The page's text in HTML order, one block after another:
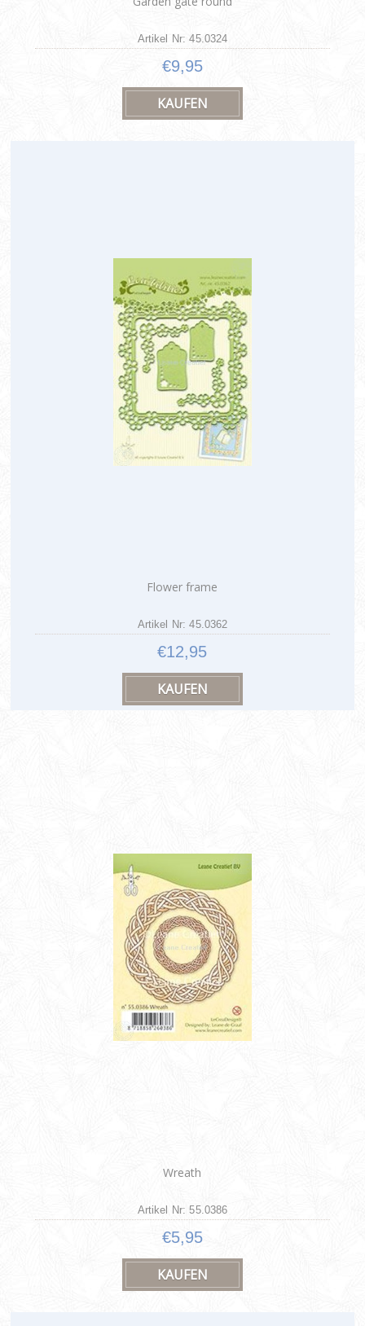
Artikel Nr: 45.0324
€9,95
Flower frame
Artikel Nr: 45.0362
€12,95
Wreath
Artikel Nr: 55.0386
€5,95